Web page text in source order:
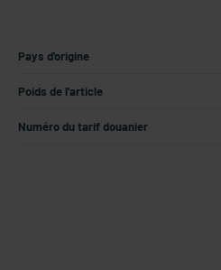
Pays d'origine
Poids de l'article
Numéro du tarif douanier